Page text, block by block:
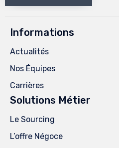
Informations
Actualités
Nos Équipes
Carrières
Solutions Métier
Le Sourcing
L’offre Négoce